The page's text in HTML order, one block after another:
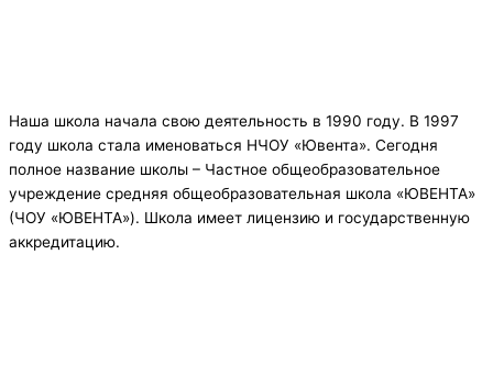
Наша школа начала свою деятельность в 1990 году. В 1997
году школа стала именоваться НЧОУ «Ювента». Сегодня
полное название школы – Частное общеобразовательное
учреждение средняя общеобразовательная школа «ЮВЕНТА»
(ЧОУ «ЮВЕНТА»). Школа имеет лицензию и государственную
аккредитацию.